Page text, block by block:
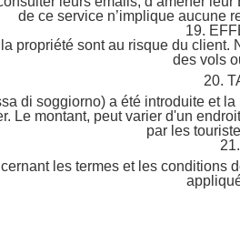
de ce service n’implique aucune
19.
propriété sont au risque du
des vols
20.
di soggiorno) a été introduite et
Le montant, peut varier d'un
par les
les termes et les conditions